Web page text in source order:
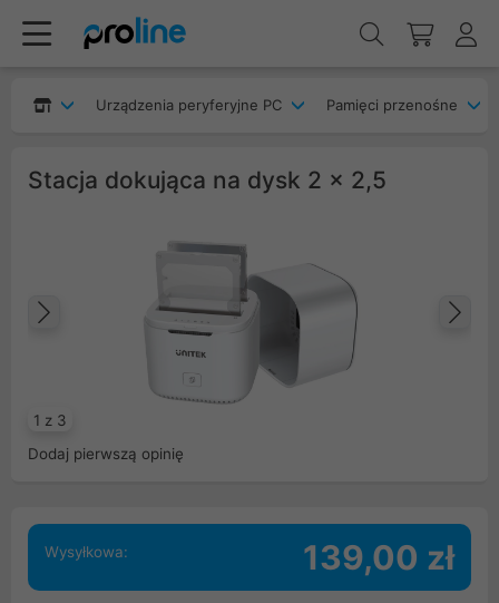
Urządzenia peryferyjne PC Pamięci przenośne
Stacja dokująca na dysk 2 x 2,5
1 z 3
Poprzedni
Dodaj pierwszą opinię
Wysyłkowa: 139,00 zł